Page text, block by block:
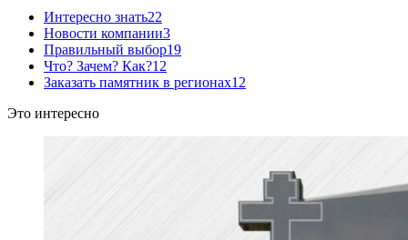
Интересно знать22
Новости компании3
Правильный выбор19
Что? Зачем? Как?12
Заказать памятник в регионах12
Это интересно